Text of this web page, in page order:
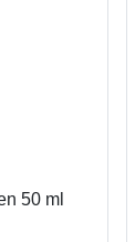
50 ml